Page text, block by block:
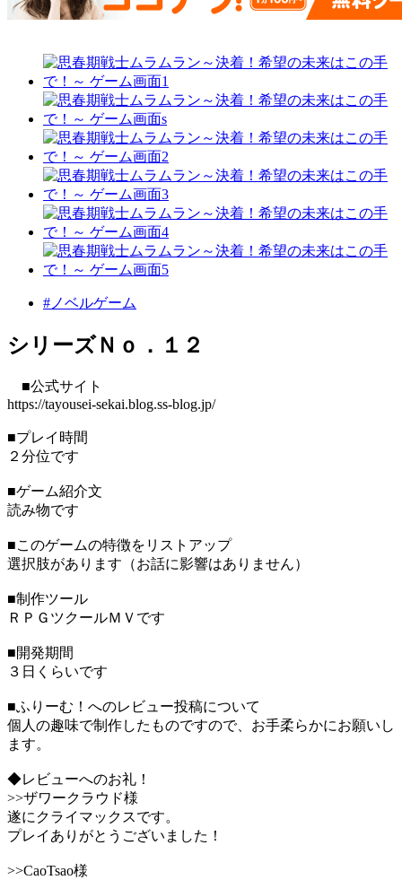
#ノベルゲーム
シリーズＮｏ．１２
■公式サイト
https://tayousei-sekai.blog.ss-blog.jp/
■プレイ時間
２分位です
■ゲーム紹介文
読み物です
■このゲームの特徴をリストアップ
選択肢があります（お話に影響はありません）
■制作ツール
ＲＰＧツクールＭＶです
■開発期間
３日くらいです
■ふりーむ！へのレビュー投稿について
個人の趣味で制作したものですので、お手柔らかにお願いし
ます。
◆レビューへのお礼！
>>ザワークラウド様
遂にクライマックスです。
プレイありがとうございました！
>>CaoTsao様